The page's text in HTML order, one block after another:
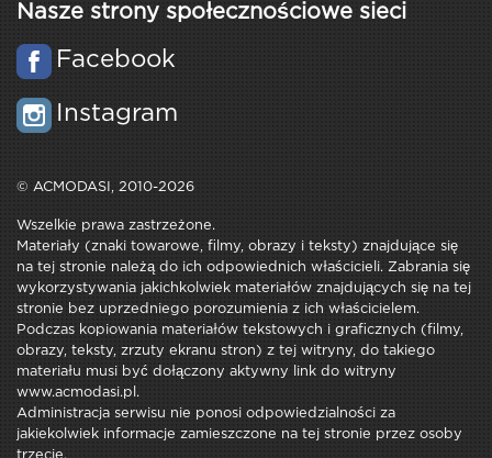
Nasze strony społecznościowe sieci
Facebook
Instagram
© ACMODASI, 2010-2026
Wszelkie prawa zastrzeżone.
Materiały (znaki towarowe, filmy, obrazy i teksty) znajdujące się
na tej stronie należą do ich odpowiednich właścicieli. Zabrania się
wykorzystywania jakichkolwiek materiałów znajdujących się na tej
stronie bez uprzedniego porozumienia z ich właścicielem.
Podczas kopiowania materiałów tekstowych i graficznych (filmy,
obrazy, teksty, zrzuty ekranu stron) z tej witryny, do takiego
materiału musi być dołączony aktywny link do witryny
www.acmodasi.pl.
Administracja serwisu nie ponosi odpowiedzialności za
jakiekolwiek informacje zamieszczone na tej stronie przez osoby
trzecie.